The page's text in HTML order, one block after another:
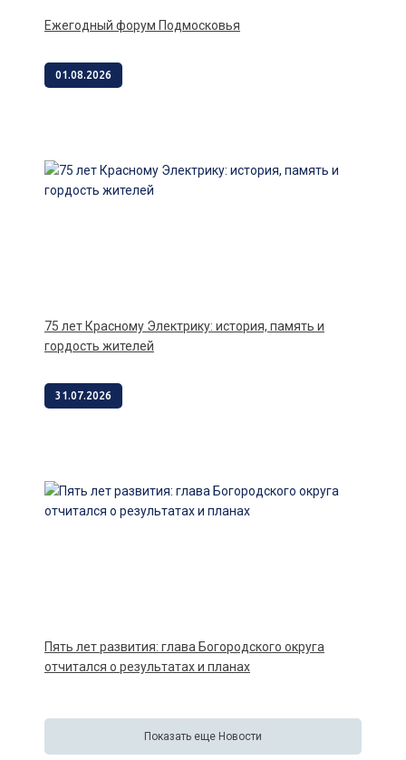
Ежегодный форум Подмосковья
01.08.2026
75 лет Красному Электрику: история, память и
гордость жителей
31.07.2026
Пять лет развития: глава Богородского округа
отчитался о результатах и планах
Показать еще Новости